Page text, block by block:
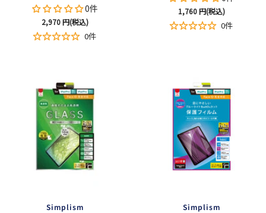
0件
セ
ー
2,970円(税込)
0件
セ
ー
1,760円(税込)
0件
Simplism Simplism